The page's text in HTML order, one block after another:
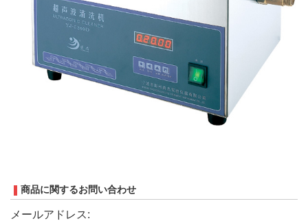
商品に関するお問い合わせ
メールアドレス: